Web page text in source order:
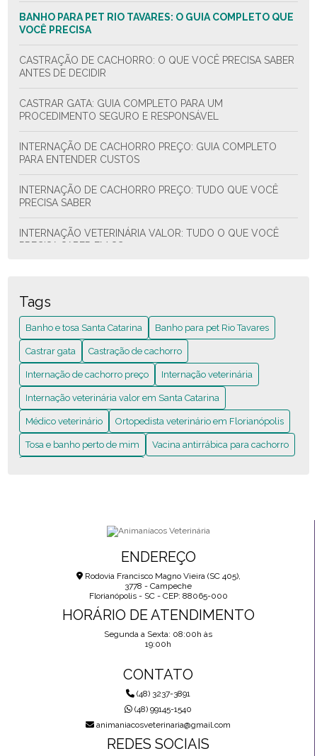
BANHO PARA PET RIO TAVARES: O GUIA COMPLETO QUE
VOCÊ PRECISA
CASTRAÇÃO DE CACHORRO: O QUE VOCÊ PRECISA SABER
ANTES DE DECIDIR
CASTRAR GATA: GUIA COMPLETO PARA UM
PROCEDIMENTO SEGURO E RESPONSÁVEL
PARA ENTENDER CUSTOS
PRECISA SABER
PRECISA SABER EM SC
INTERNAÇÃO VETERINÁRIA: VALOR EM SANTA CATARINA
QUE VOCÊ PRECISA SABER
MÉDICO VETERINÁRIO: GUIA COMPLETO PARA ESCOLHER
O MELHOR PARCEIRO
MÉDICO VETERINÁRIO: O GUIA COMPLETO PARA CUIDAR
DO SEU PET
Tags
Banho e tosa Santa Catarina Banho para pet Rio Tavares
Castrar gata Castração de cachorro
Internação de cachorro preço Internação veterinária
Internação veterinária valor​ em Santa Catarina
Médico veterinário Ortopedista veterinário em Florianópolis
Tosa e banho perto de mim Vacina antirrábica para cachorro
ENDEREÇO
Rodovia Francisco Magno Vieira (SC 405),
3778 - Campeche
Florianópolis - SC - CEP: 88065-000
HORÁRIO DE ATENDIMENTO
Segunda a Sexta: 08:00h às
19:00h
CONTATO
(48) 3237-3891
(48) 99145-1540
animaniacosveterinaria@gmail.com
REDES SOCIAIS